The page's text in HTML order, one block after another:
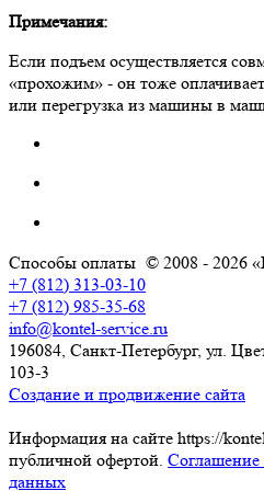
Примечания:
Если подъем осуществляется
«прохожим» - он тоже
или перегрузка из машины в
Способы оплаты © 2008 -
+7 (812) 313-03-10
+7 (812) 985-35-68
info@kontel-service.ru
196084, Санкт-Петербург, ул.
103-3
Создание и продвижение сайта
Информация на сайте https://
публичной офертой. Соглашение
данных